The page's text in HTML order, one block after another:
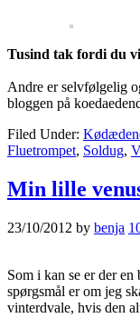
Tusind tak fordi du
Andre er selvfølgelig
bloggen på
Filed Under:
Fluetrompet, Soldug,
Min lille
23/10/2012 by benja
Som i kan se er der
spørgsmål er om jeg
vinterdvale, hvis den